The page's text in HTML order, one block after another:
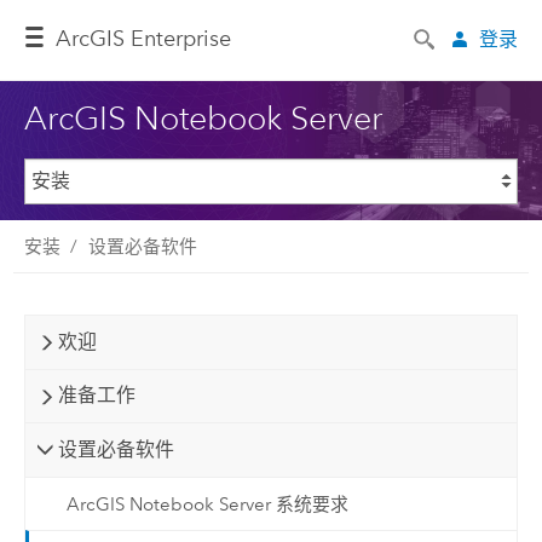
ArcGIS Enterprise 登录
ArcGIS Notebook Server
安装 设置必备软件
欢迎
准备工作
设置必备软件
ArcGIS Notebook Server 系统要求